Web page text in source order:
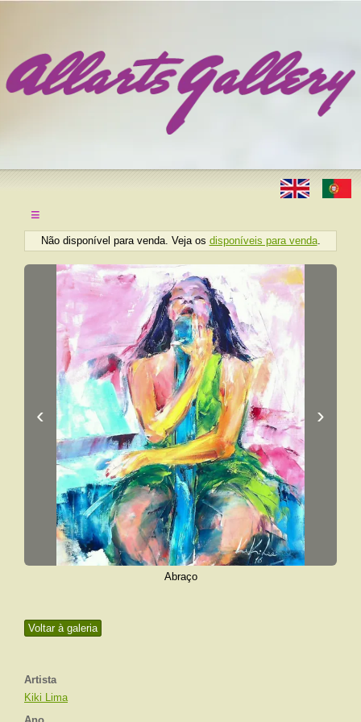
≡
Voltar à galeria
Artista
Kiki Lima
Não disponível para venda. Veja os disponíveis para venda.
‹ ›
Abraço